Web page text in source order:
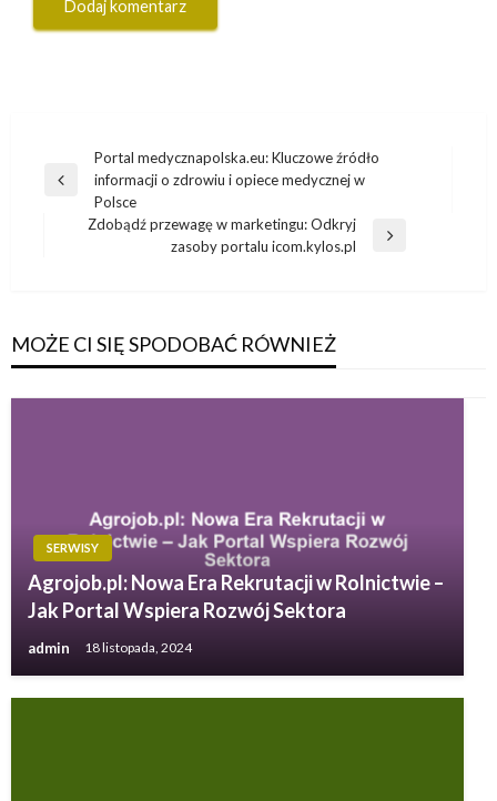
Nawigacja
wpisu
Poprzedni
Portal medycznapolska.eu: Kluczowe źródło
informacji o zdrowiu i opiece medycznej w
Polsce
Zdobądź przewagę w marketingu: Odkryj
zasoby portalu icom.kylos.pl
MOŻE CI SIĘ SPODOBAĆ RÓWNIEŻ
SERWISY
Agrojob.pl: Nowa Era Rekrutacji w Rolnictwie –
Jak Portal Wspiera Rozwój Sektora
admin 18 listopada, 2024